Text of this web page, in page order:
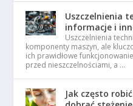
Uszczelnienia
informacje i
Uszczelnienia
komponenty maszyn, ale
ich prawidłowe
przed nieszczelnościami, a …
Jak często